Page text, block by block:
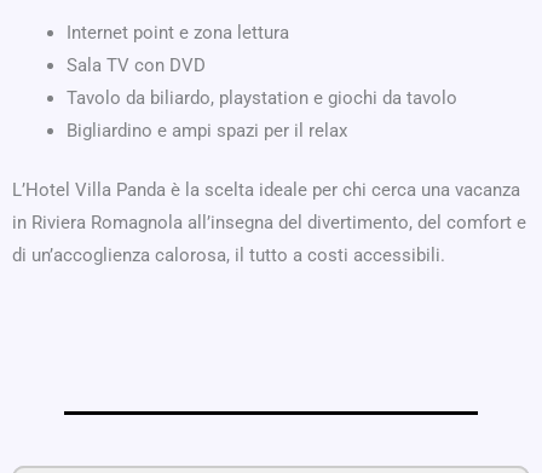
Internet point e zona lettura
Sala TV con DVD
Tavolo da biliardo, playstation e giochi da tavolo
Bigliardino e ampi spazi per il relax
L’Hotel Villa Panda è la scelta ideale per chi cerca una vacanza
in Riviera Romagnola all’insegna del divertimento, del comfort e
di un’accoglienza calorosa, il tutto a costi accessibili.